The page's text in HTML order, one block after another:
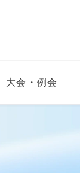
大会・例会